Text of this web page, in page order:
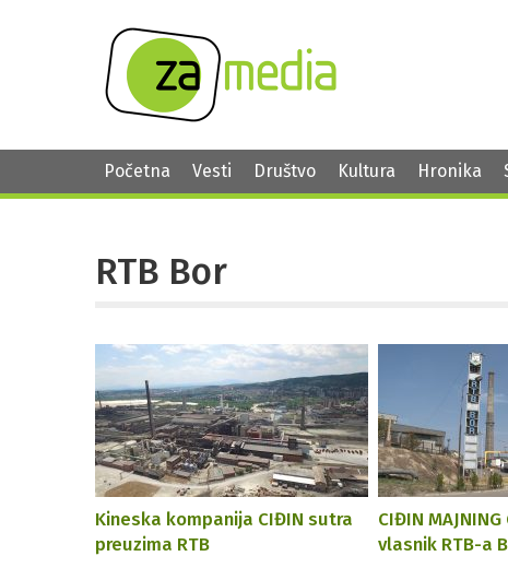
Početna Vesti Društvo Kultura Hronika
RTB Bor
Kineska kompanija CIĐIN sutra
preuzima RTB
CIĐIN MAJNING
vlasnik RTB-a